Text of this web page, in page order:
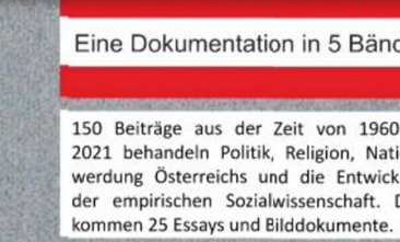
Objekt hinzufügen